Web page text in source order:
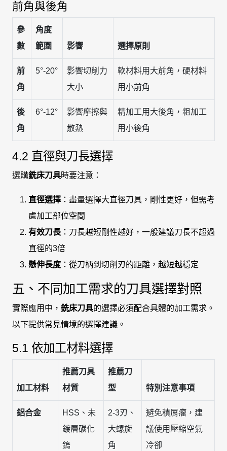
前角與後角
參
數
角度
範圍
影響 選擇原則
前
角
5°-20°
影響切削力
大小
軟材料用大前角，硬材料
用小前角
後
角
6°-12°
影響摩擦與
散熱
精加工用大後角，粗加工
用小後角
4.2 直徑與刀長選擇
選購銑床刀具時要注意：
直徑選擇 ：盡量選擇大直徑刀具，剛性更好，但需考
慮加工部位空間
有效刀長 ：刀長越短剛性越好，一般建議刀長不超過
直徑的3倍
懸伸長度 ：從刀柄到切削刃的距離，越短越穩定
五、不同加工需求的刀具選擇對照
實際應用中， 銑床刀具的選擇必須配合具體的加工需求。
以下提供常見情境的選擇建議。
5.1 依加工材料選擇
加工材料
推薦刀具
材質
推薦刀
型
特別注意事項
鋁合金
HSS、未
鍍層碳化
鎢
2-3刃、
大螺旋
角
避免積屑瘤，建
議使用壓縮空氣
冷卻